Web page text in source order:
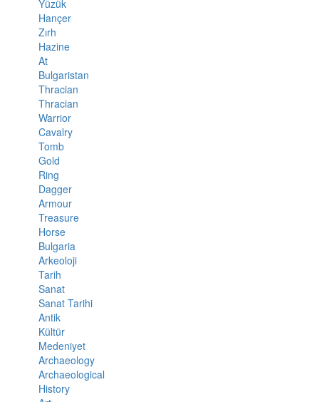
Yüzük
Hançer
Zırh
Hazine
At
Bulgaristan
Thracian
Thracian
Warrior
Cavalry
Tomb
Gold
Ring
Dagger
Armour
Treasure
Horse
Bulgaria
Arkeoloji
Tarih
Sanat
Sanat Tarihi
Antik
Kültür
Medeniyet
Archaeology
Archaeological
History